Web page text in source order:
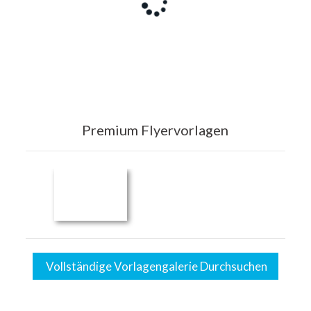
Premium Flyervorlagen
Vollständige Vorlagengalerie Durchsuchen